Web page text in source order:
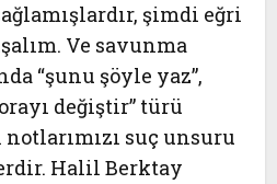
şimdi eğri
Ve savunma
“şunu şöyle yaz”,
değiştir” türü
suç unsuru
Halil Berktay